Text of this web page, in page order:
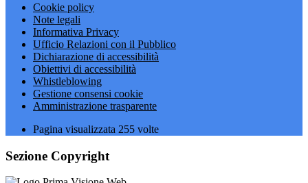
Cookie policy
Note legali
Informativa Privacy
Ufficio Relazioni con il Pubblico
Dichiarazione di accessibilità
Obiettivi di accessibilità
Whistleblowing
Gestione consensi cookie
Amministrazione trasparente
Pagina visualizzata 255 volte
Sezione Copyright